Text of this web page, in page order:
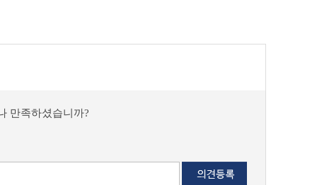
만족하셨습니까?